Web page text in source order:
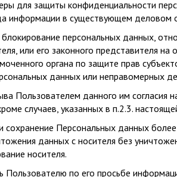
для защиты конфиденциальности
информации в существующем деловом
персональных данных,
или его законного представителя
органа по защите прав
данных или неправомерных
Пользователем данного им согласия
случаев, указанных в п.2.3.
сохранение Персональных данных
данных с носителя без
носителя.
Пользователю по его просьбе